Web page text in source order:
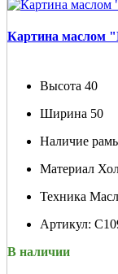
Картина маслом
Высота 40
Ширина 50
Наличие
Материал
Техника
Артикул:
В наличии